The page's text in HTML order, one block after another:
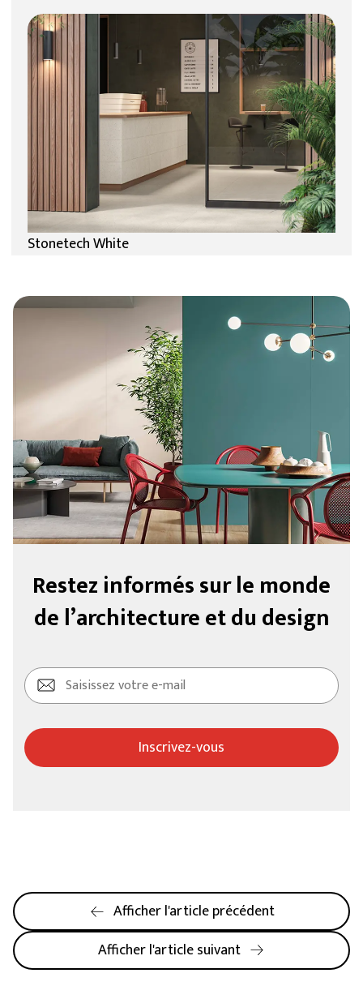
Stonetech White
Restez informés sur le monde
de l’architecture et du design
Inscrivez-vous
Afficher l'article précédent
Afficher l'article suivant